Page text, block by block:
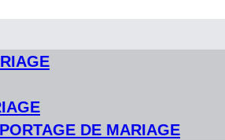
DE MARIAGE